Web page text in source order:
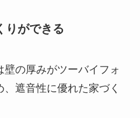
りができる
の厚みがツーバイフォ
遮音性に優れた家づく